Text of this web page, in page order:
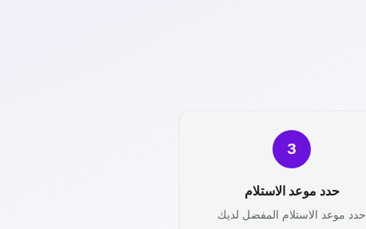
3
حدد موعد الاستلام
حدد موعد الاستلام المفضل لديك